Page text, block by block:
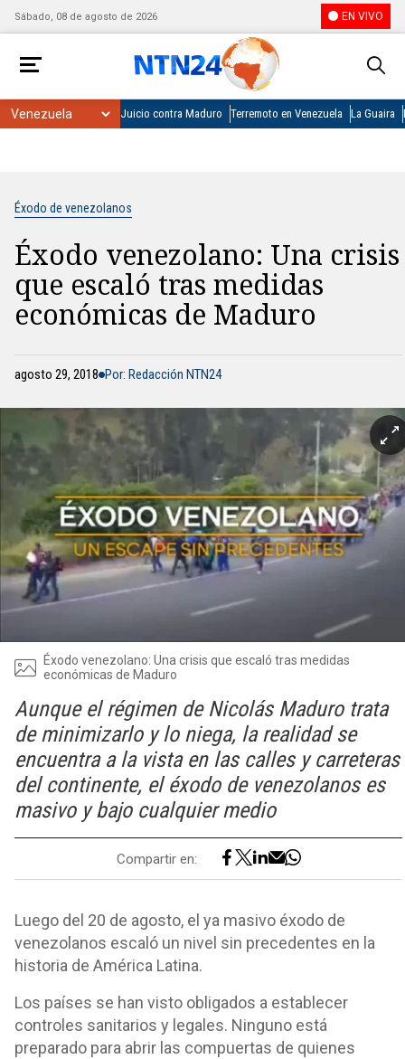
Sábado, 08 de agosto de 2026 EN VIVO
Juicio contra Maduro Terremoto en Venezuela La Guaira
Éxodo de venezolanos
Éxodo venezolano: Una crisis
que escaló tras medidas
económicas de Maduro
agosto 29, 2018 Por: Redacción NTN24
Éxodo venezolano: Una crisis que escaló tras medidas
económicas de Maduro
Aunque el régimen de Nicolás Maduro trata
de minimizarlo y lo niega, la realidad se
encuentra a la vista en las calles y carreteras
del continente, el éxodo de venezolanos es
masivo y bajo cualquier medio
Compartir en:
Luego del 20 de agosto, el ya masivo éxodo de
venezolanos escaló un nivel sin precedentes en la
historia de América Latina.
Los países se han visto obligados a establecer
controles sanitarios y legales. Ninguno está
preparado para abrir las compuertas de quienes